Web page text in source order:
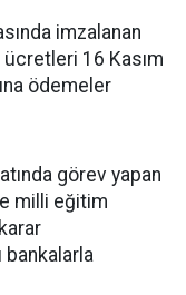
imzalanan
16 Kasım
ödemeler
görev yapan
milli eğitim
bankalarla